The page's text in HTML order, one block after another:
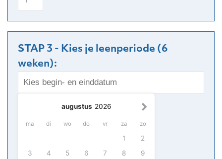
STAP 3 - Kies je leenperiode (6
weken):
augustus 2026
ma di wo do vr za zo
1
2
3
4 5 6 7 8
9